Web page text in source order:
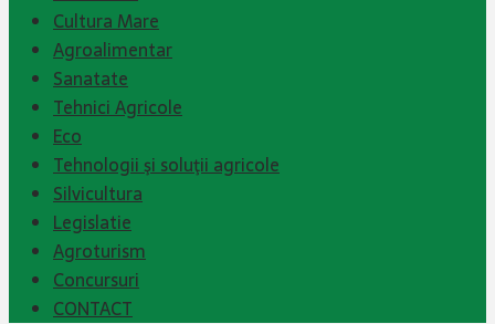
Cultura Mare
Agroalimentar
Sanatate
Tehnici Agricole
Eco
Tehnologii şi soluţii agricole
Silvicultura
Legislatie
Agroturism
Concursuri
CONTACT